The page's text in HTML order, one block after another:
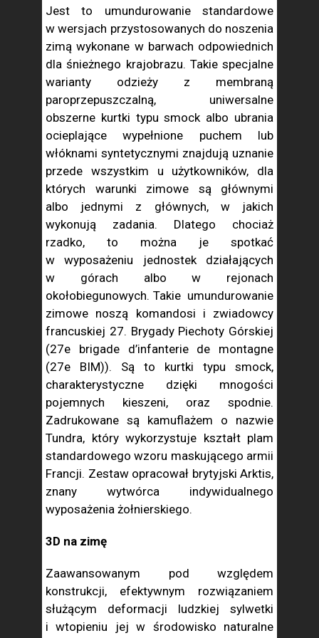
Jest to umundurowanie standardowe
w wersjach przystosowanych do noszenia
zimą wykonane w barwach odpowiednich
dla śnieżnego krajobrazu. Takie specjalne
warianty odzieży z membraną
paroprzepuszczalną, uniwersalne
obszerne kurtki typu smock albo ubrania
ocieplające wypełnione puchem lub
włóknami syntetycznymi znajdują uznanie
przede wszystkim u użytkowników, dla
których warunki zimowe są głównymi
albo jednymi z głównych, w jakich
wykonują zadania. Dlatego chociaż
rzadko, to można je spotkać
w wyposażeniu jednostek działających
w górach albo w rejonach
okołobiegunowych. Takie umundurowanie
zimowe noszą komandosi i zwiadowcy
francuskiej 27. Brygady Piechoty Górskiej
(27e brigade d’infanterie de montagne
(27e BIM)). Są to kurtki typu smock,
charakterystyczne dzięki mnogości
pojemnych kieszeni, oraz spodnie.
Zadrukowane są kamuflażem o nazwie
Tundra, który wykorzystuje kształt plam
standardowego wzoru maskującego armii
Francji. Zestaw opracował brytyjski Arktis,
znany wytwórca indywidualnego
wyposażenia żołnierskiego.
3D na zimę
Zaawansowanym pod względem
konstrukcji, efektywnym rozwiązaniem
służącym deformacji ludzkiej sylwetki
i wtopieniu jej w środowisko naturalne